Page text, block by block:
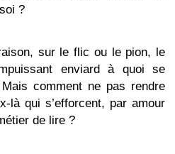
?
sur le flic ou le pion, le
enviard à quoi se
comment ne pas rendre
là qui s’efforcent, par amour
de lire ?